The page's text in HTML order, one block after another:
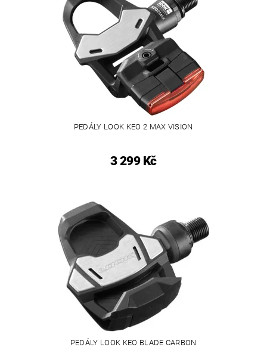
PEDÁLY LOOK KEO 2 MAX VISION
3 299 Kč
PEDÁLY LOOK KEO BLADE CARBON